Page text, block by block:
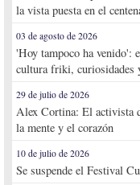
la vista puesta en el
03 de agosto de 2026
'Hoy tampoco ha venido':
cultura friki, curiosidades
29 de julio de 2026
Alex Cortina: El activista
la mente y el corazón
10 de julio de 2026
Se suspende el Festival